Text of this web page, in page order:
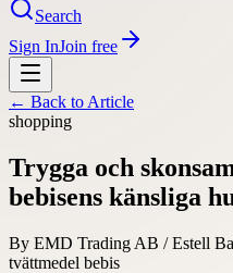
Search
Sign InJoin free
← Back to Article
shopping
Trygga och
bebisens känsliga
By EMD Trading AB / Estell
tvättmedel bebis